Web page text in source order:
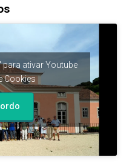
para ativar Youtube
Cookies